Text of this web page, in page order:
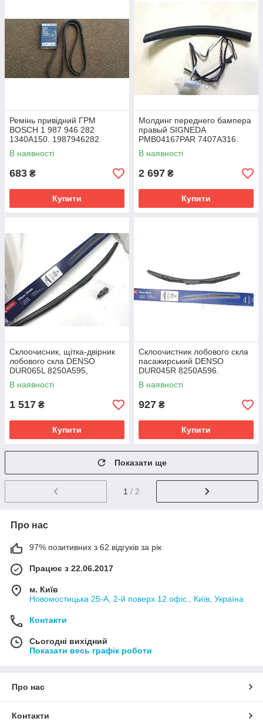
Ремінь привідний ГРМ
BOSCH 1 987 946 282
1340A150. 1987946282
В наявності
683 ₴
Купити
Молдинг переднего бампера
правый SIGNEDA
PMB04167PAR 7407A316.
В наявності
2 697 ₴
Купити
Склоочисник, щітка-двірник
лобового скла DENSO
DUR065L 8250A595,
8250A753
В наявності
1 517 ₴
Купити
Склоочистник лобового скла
пасажирський DENSO
DUR045R 8250A596.
В наявності
927 ₴
Купити
Показати ще
1 / 2
Про нас
97% позитивних з 62 відгуків за рік
Працює з 22.06.2017
м. Київ
Новомостицька 25-А, 2-й поверх 12 офіс., Київ, Україна
Контакти
Сьогодні вихідний
Показати весь графік роботи
Про нас
Контакти